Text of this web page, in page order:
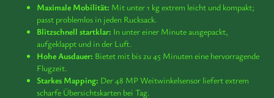
Maximale Mobilität: Mit unter 1 kg extrem leicht und kompakt;
passt problemlos in jeden Rucksack.
Blitzschnell startklar: In unter einer Minute ausgepackt,
aufgeklappt und in der Luft.
Hohe Ausdauer: Bietet mit bis zu 45 Minuten eine hervorragende
Flugzeit.
Starkes Mapping: Der 48 MP Weitwinkelsensor liefert extrem
scharfe Übersichtskarten bei Tag.